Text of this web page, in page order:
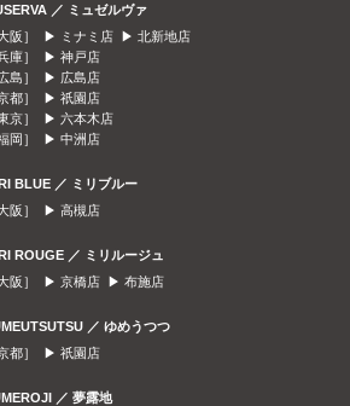
／ ミュゼルヴァ
大阪］ ▶
ミナミ店 ▶ 北新地店
兵庫］ ▶ 神戸店
広島］ ▶ 広島店
京都］ ▶ 祇園店
東京］ ▶ 六本木店
福岡］ ▶ 中洲店
BLUE ／ ミリブルー
大阪］ ▶ 高槻店
ROUGE ／ ミリルージュ
大阪］ ▶ 京橋店 ▶ 布施店
／ ゆめうつつ
京都］ ▶ 祇園店
／ 夢露地